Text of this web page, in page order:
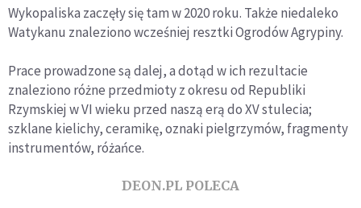
Wykopaliska zaczęły się tam w 2020 roku. Także niedaleko
Watykanu znaleziono wcześniej resztki Ogrodów Agrypiny.
Prace prowadzone są dalej, a dotąd w ich rezultacie
znaleziono różne przedmioty z okresu od Republiki
Rzymskiej w VI wieku przed naszą erą do XV stulecia;
szklane kielichy, ceramikę, oznaki pielgrzymów, fragmenty
instrumentów, różańce.
DEON.PL POLECA